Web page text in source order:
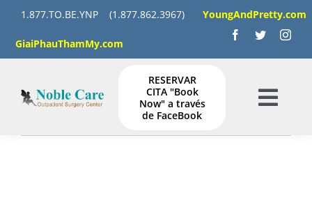
content
1.877.TO.BE.YNP (1.877.862.3967) YoungAndPretty.com
GiaiPhauThamMy.com
HOGAR
RESERVAR
CITA "Book
Now" a través
de FaceBook